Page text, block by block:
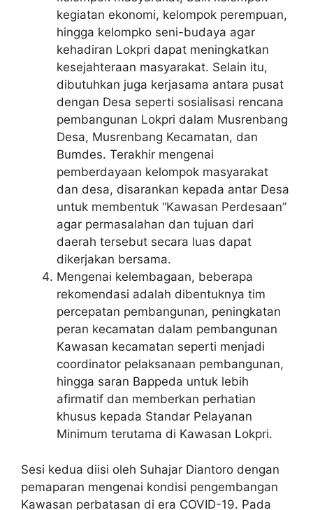
kegiatan ekonomi, kelompok perempuan,
hingga kelompko seni-budaya agar
kehadiran Lokpri dapat meningkatkan
kesejahteraan masyarakat. Selain itu,
dibutuhkan juga kerjasama antara pusat
dengan Desa seperti sosialisasi rencana
pembangunan Lokpri dalam Musrenbang
Desa, Musrenbang Kecamatan, dan
Bumdes. Terakhir mengenai
pemberdayaan kelompok masyarakat
dan desa, disarankan kepada antar Desa
untuk membentuk “Kawasan Perdesaan”
agar permasalahan dan tujuan dari
daerah tersebut secara luas dapat
dikerjakan bersama.
Mengenai kelembagaan, beberapa
rekomendasi adalah dibentuknya tim
percepatan pembangunan, peningkatan
peran kecamatan dalam pembangunan
Kawasan kecamatan seperti menjadi
coordinator pelaksanaan pembangunan,
hingga saran Bappeda untuk lebih
afirmatif dan memberkan perhatian
khusus kepada Standar Pelayanan
Minimum terutama di Kawasan Lokpri.
Sesi kedua diisi oleh Suhajar Diantoro dengan
pemaparan mengenai kondisi pengembangan
Kawasan perbatasan di era COVID-19. Pada